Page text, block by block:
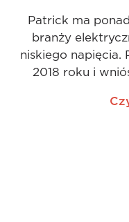
Patrick ma
branży
niskiego napięcia.
2018 roku i
w skutecznej